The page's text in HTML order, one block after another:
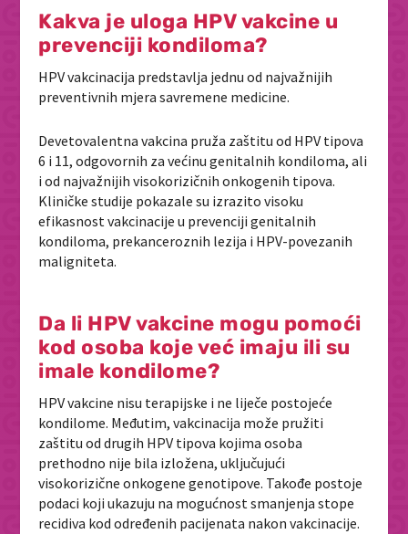
Kakva je uloga HPV vakcine u
prevenciji kondiloma?
HPV vakcinacija predstavlja jednu od najvažnijih
preventivnih mjera savremene medicine.
Devetovalentna vakcina pruža zaštitu od HPV tipova
6 i 11, odgovornih za većinu genitalnih kondiloma, ali
i od najvažnijih visokorizičnih onkogenih tipova.
Kliničke studije pokazale su izrazito visoku
efikasnost vakcinacije u prevenciji genitalnih
kondiloma, prekanceroznih lezija i HPV-povezanih
maligniteta.
Da li HPV vakcine mogu pomoći
kod osoba koje već imaju ili su
imale kondilome?
HPV vakcine nisu terapijske i ne liječe postojeće
kondilome. Međutim, vakcinacija može pružiti
zaštitu od drugih HPV tipova kojima osoba
prethodno nije bila izložena, uključujući
visokorizične onkogene genotipove. Takođe postoje
podaci koji ukazuju na mogućnost smanjenja stope
recidiva kod određenih pacijenata nakon vakcinacije.